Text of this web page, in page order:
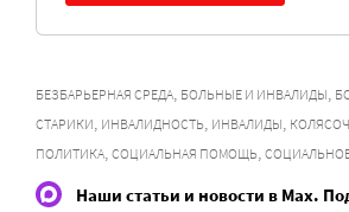
БЕЗБАРЬЕРНАЯ СРЕДА, БОЛЬНЫЕ И ИНВАЛИДЫ,
СТАРИКИ, ИНВАЛИДНОСТЬ, ИНВАЛИДЫ,
ПОЛИТИКА, СОЦИАЛЬНАЯ ПОМОЩЬ,
Наши статьи и новости в Max.